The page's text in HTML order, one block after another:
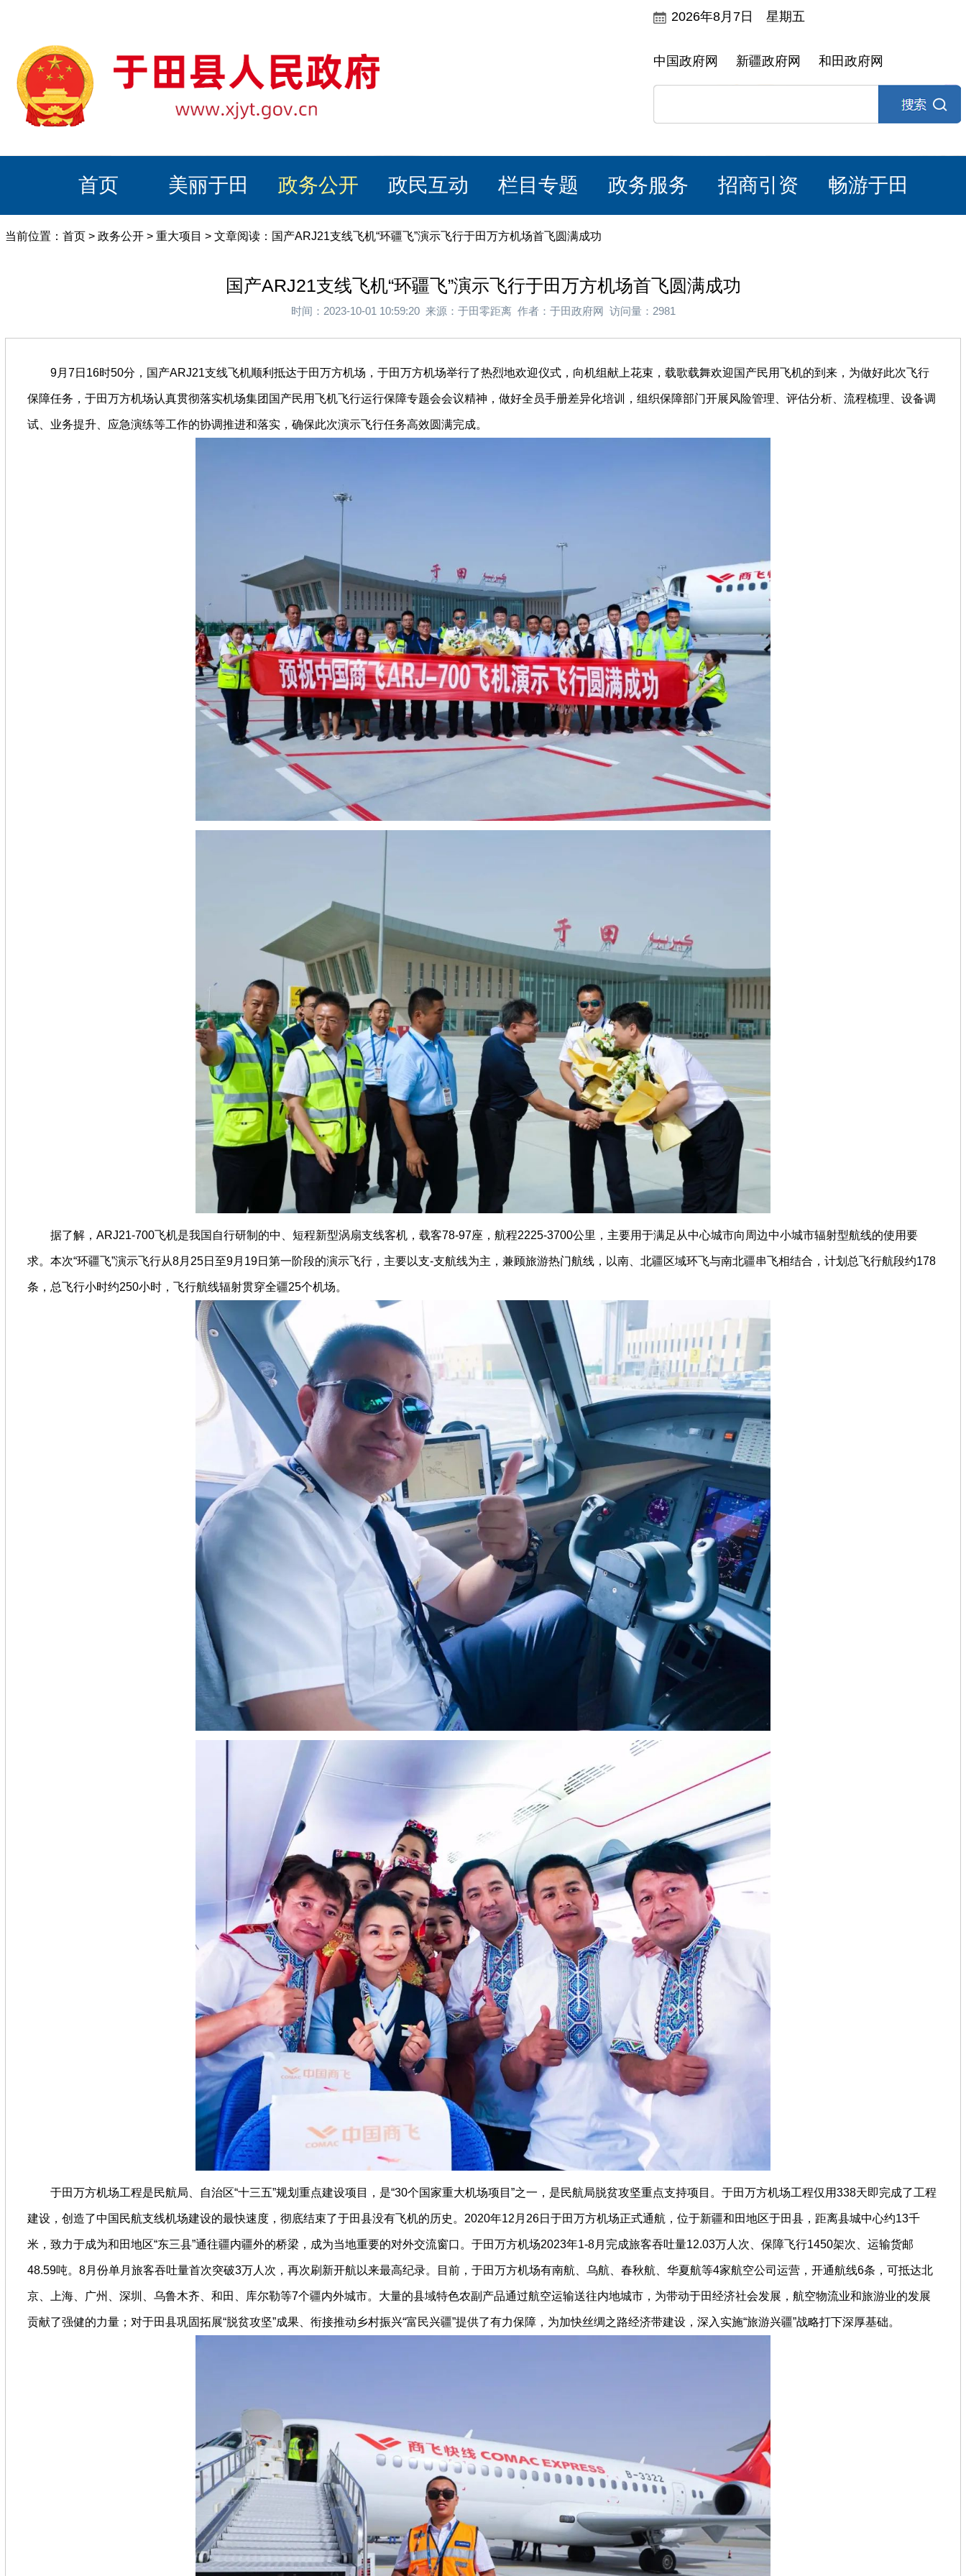
2026年8月7日 星期五
中国政府网 新疆政府网 和田政府网
首页 美丽于田 政务公开 政民互动 栏目专题 政务服务 招商引资 畅游于田
当前位置： 首页 > 政务公开 > 重大项目 > 文章阅读：国产ARJ21支线飞机“环疆飞”演示飞行于田万方机场首飞圆满成功
国产ARJ21支线飞机“环疆飞”演示飞行于田万方机场首飞圆满成功
时间：2023-10-01 10:59:20 来源：于田零距离 作者：于田政府网 访问量：2981
9月7日16时50分，国产ARJ21支线飞机顺利抵达于田万方机场，于田万方机场举行了热烈地欢迎仪式，向机组献上花束，载歌载舞欢迎国产民用飞机的到来，为做好此次飞行
保障任务，于田万方机场认真贯彻落实机场集团国产民用飞机飞行运行保障专题会会议精神，做好全员手册差异化培训，组织保障部门开展风险管理、评估分析、流程梳理、设备调
试、业务提升、应急演练等工作的协调推进和落实，确保此次演示飞行任务高效圆满完成。
据了解，ARJ21-700飞机是我国自行研制的中、短程新型涡扇支线客机，载客78-97座，航程2225-3700公里，主要用于满足从中心城市向周边中小城市辐射型航线的使用要
求。本次“环疆飞”演示飞行从8月25日至9月19日第一阶段的演示飞行，主要以支-支航线为主，兼顾旅游热门航线，以南、北疆区域环飞与南北疆串飞相结合，计划总飞行航段约178
条，总飞行小时约250小时，飞行航线辐射贯穿全疆25个机场。
于田万方机场工程是民航局、自治区“十三五”规划重点建设项目，是“30个国家重大机场项目”之一，是民航局脱贫攻坚重点支持项目。于田万方机场工程仅用338天即完成了工程
建设，创造了中国民航支线机场建设的最快速度，彻底结束了于田县没有飞机的历史。2020年12月26日于田万方机场正式通航，位于新疆和田地区于田县，距离县城中心约13千
米，致力于成为和田地区“东三县”通往疆内疆外的桥梁，成为当地重要的对外交流窗口。于田万方机场2023年1-8月完成旅客吞吐量12.03万人次、保障飞行1450架次、运输货邮
48.59吨。8月份单月旅客吞吐量首次突破3万人次，再次刷新开航以来最高纪录。目前，于田万方机场有南航、乌航、春秋航、华夏航等4家航空公司运营，开通航线6条，可抵达北
京、上海、广州、深圳、乌鲁木齐、和田、库尔勒等7个疆内外城市。大量的县域特色农副产品通过航空运输送往内地城市，为带动于田经济社会发展，航空物流业和旅游业的发展
贡献了强健的力量；对于田县巩固拓展“脱贫攻坚”成果、衔接推动乡村振兴“富民兴疆”提供了有力保障，为加快丝绸之路经济带建设，深入实施“旅游兴疆”战略打下深厚基础。